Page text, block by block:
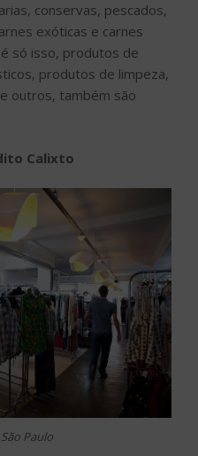
conservas, pescados,
exóticas e carnes
só isso, produtos de
produtos de limpeza,
outros, também são
Calixto
Paulo